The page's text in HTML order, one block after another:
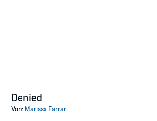
Denied
Von: Marissa Farrar